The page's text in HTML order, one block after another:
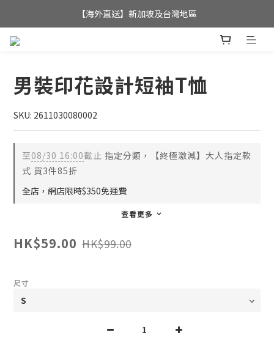
全店滿$350，即可享港澳地區免運費;
【海外直送】新加坡及台灣地區
男裝印花設計短袖T恤
SKU: 2611030080002
至08/30 16:00截止 指定分類，【終極激減】大人指定款
式 買3件85折
全店，網店限時$350免運費
查看更多
HK$59.00 HK$99.00
尺寸